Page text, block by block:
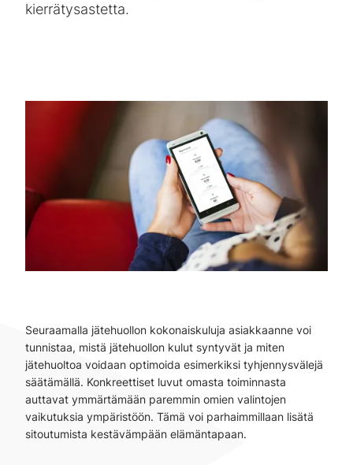
kierrätysastetta.
Seuraamalla jätehuollon kokonaiskuluja asiakkaanne voi
tunnistaa, mistä jätehuollon kulut syntyvät ja miten
jätehuoltoa voidaan optimoida esimerkiksi tyhjennysvälejä
säätämällä. Konkreettiset luvut omasta toiminnasta
auttavat ymmärtämään paremmin omien valintojen
vaikutuksia ympäristöön. Tämä voi parhaimmillaan lisätä
sitoutumista kestävämpään elämäntapaan.